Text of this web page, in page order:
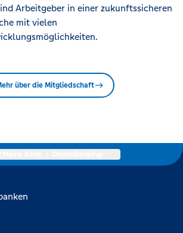
Arbeitgeber in einer zukunftssicheren
mit vielen
über die Mitgliedschaft